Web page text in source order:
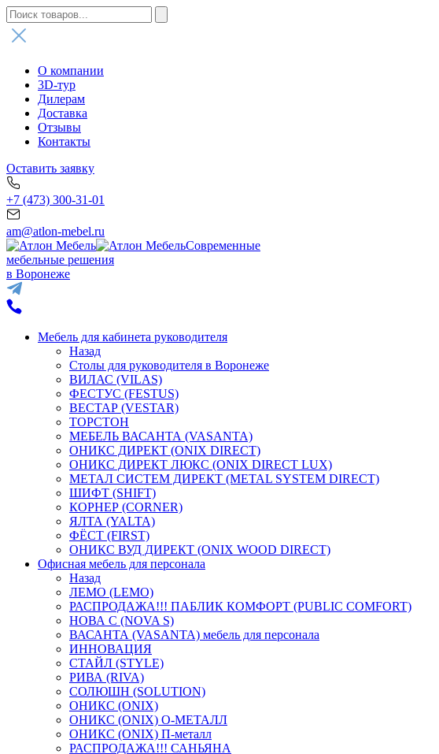
О компании
3D-тур
Дилерам
Доставка
Отзывы
Контакты
Оставить заявку
+7 (473) 300-31-01
am@atlon-mebel.ru
Современные
мебельные решения
в Воронеже
Мебель для кабинета руководителя
Назад
Столы для руководителя в Воронеже
ВИЛАС (VILAS)
ФЕСТУС (FESTUS)
ВЕСТАР (VESTAR)
ТОРСТОН
МЕБЕЛЬ ВАСАНТА (VASANTA)
ОНИКС ДИРЕКТ (ONIX DIRECT)
ОНИКС ДИРЕКТ ЛЮКС (ONIX DIRECT LUX)
МЕТАЛ СИСТЕМ ДИРЕКТ (METAL SYSTEM DIRECT)
ШИФТ (SHIFT)
КОРНЕР (CORNER)
ЯЛТА (YALTA)
ФЁСТ (FIRST)
ОНИКС ВУД ДИРЕКТ (ONIX WOOD DIRECT)
Офисная мебель для персонала
Назад
ЛЕМО (LEMO)
РАСПРОДАЖА!!! ПАБЛИК КОМФОРТ (PUBLIC COMFORT)
НОВА С (NOVA S)
ВАСАНТА (VASANTA) мебель для персонала
ИННОВАЦИЯ
СТАЙЛ (STYLE)
РИВА (RIVA)
СОЛЮШН (SOLUTION)
ОНИКС (ONIX)
ОНИКС (ONIX) O-МЕТАЛЛ
ОНИКС (ONIX) П-металл
РАСПРОДАЖА!!! САНЬЯНА